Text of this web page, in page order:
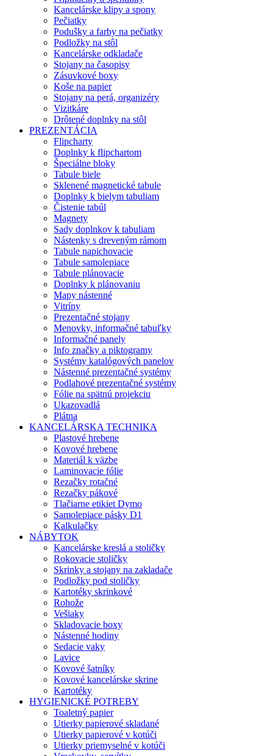
Kancelárske klipy a spony
Pečiatky
Podušky a farby na pečiatky
Podložky na stôl
Kancelárske odkladače
Stojany na časopisy
Zásuvkové boxy
Koše na papier
Stojany na perá, organizéry
Vizitkáre
Drôtené doplnky na stôl
PREZENTÁCIA
Flipcharty
Doplnky k flipchartom
Špeciálne bloky
Tabule biele
Sklenené magnetické tabule
Doplnky k bielym tabuliam
Čistenie tabúl
Magnety
Sady doplnkov k tabuliam
Nástenky s dreveným rámom
Tabule napichovacie
Tabule samolepiace
Tabule plánovacie
Doplnky k plánovaniu
Mapy nástenné
Vitríny
Prezentačné stojany
Menovky, informačné tabuľky
Informačné panely
Info značky a piktogramy
Systémy katalógových panelov
Nástenné prezentačné systémy
Podlahové prezentačné systémy
Fólie na spätnú projekciu
Ukazovadlá
Plátna
KANCELÁRSKA TECHNIKA
Plastové hrebene
Kovové hrebene
Materiál k väzbe
Laminovacie fólie
Rezačky rotačné
Rezačky pákové
Tlačiarne etikiet Dymo
Samolepiace pásky D1
Kalkulačky
NÁBYTOK
Kancelárske kreslá a stoličky
Rokovacie stoličky
Skrinky a stojany na zakladače
Podložky pod stoličky
Kartotéky skrinkové
Rohože
Vešiaky
Skladovacie boxy
Nástenné hodiny
Sedacie vaky
Lavice
Kovové šatníky
Kovové kancelárske skrine
Kartotéky
HYGIENICKÉ POTREBY
Toaletný papier
Utierky papierové skladané
Utierky papierové v kotúči
Utierky priemyselné v kotúči